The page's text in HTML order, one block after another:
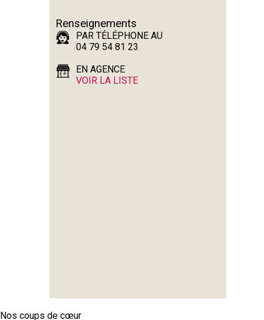
Renseignements
PAR TÉLÉPHONE AU
04 79 54 81 23
EN AGENCE
VOIR LA LISTE
Nos coups de cœur